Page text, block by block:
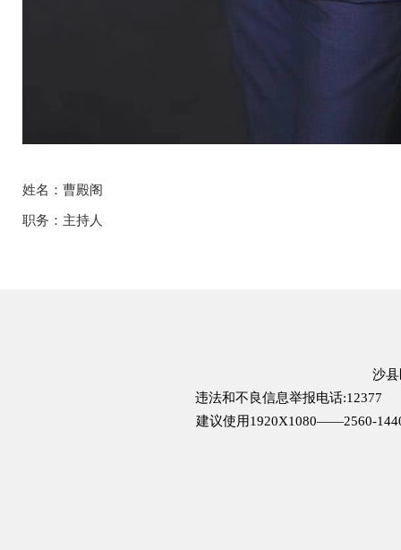
姓名：曹殿阁
职务：主持人
沙
违法和不良信息举报电话:12377
建议使用1920X1080——2560-